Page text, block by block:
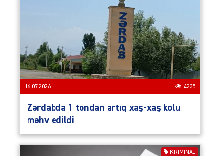
16.07.2026 4235
Zərdabda 1 tondan artıq xaş-xaş kolu
məhv edildi
KRIMINAL